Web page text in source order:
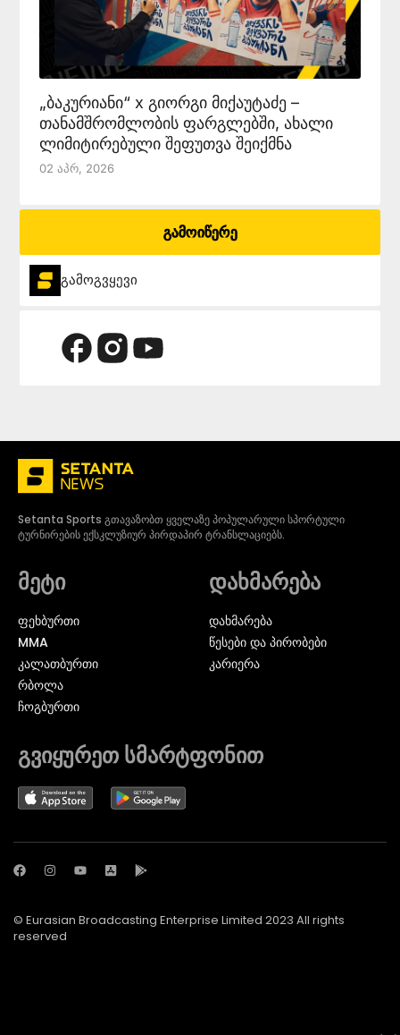
„ბაკურიანი“ x გიორგი მიქაუტაძე –
თანამშრომლობის ფარგლებში, ახალი
ლიმიტირებული შეფუთვა შეიქმნა
02 Აპრ, 2026
გამოიწერე
გამოგვყევი
Setanta Sports გთავაზობთ ყველაზე პოპულარული სპორტული
ტურნირების ექსკლუზიურ პირდაპირ ტრანსლაციებს.
მეტი
ᲤᲔᲮᲑᲣᲠᲗᲘ
MMA
ᲙᲐᲚᲐᲗᲑᲣᲠᲗᲘ
ᲠᲑᲝᲚᲐ
ᲩᲝᲒᲑᲣᲠᲗᲘ
დახმარება
დახმარება
წესები და პირობები
კარიერა
გვიყურეთ სმარტფონით
© Eurasian Broadcasting Enterprise Limited 2023 All rights
reserved